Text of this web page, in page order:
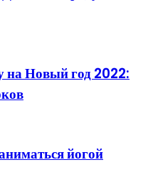
на Новый год 2022:
йогой